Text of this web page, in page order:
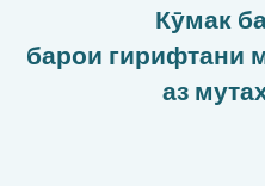
Кӯмак
барои гирифтани
аз